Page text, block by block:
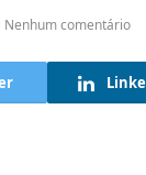
Nenhum comentário